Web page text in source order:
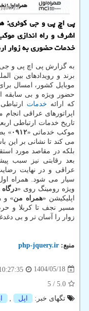
پی اچ پی و جی کوئری:
خدمات حضوری به زوار
به گزارش پی اچ پی و جی
برند و رویدادهای بین
موبایل کشور، امسال
حضور ویژه و بی سابقه
که ارائه خدمات
اپراتورهای عراقی
تاریخ خدمات ارتباطی
موکب خدماتی «۰۹۱۲»
می کند تا نشانی بر این
بلکه در مقاصد مورد
بعد رقابتی نیز سبب
عراقی و در نهایت
سیار می شود. همراه اول
ویژه رومینگ روی «درگاه
اپلیکیشن «همراه من» و
مسیر نجف تا کربلا و
زوار را آسان تر و بی
منبع: php-jquery.ir
1404/05/18
5.0
/
5
تگهای خبر:
اپل